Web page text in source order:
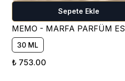
Sepete Ekle
30 ML
₺ 753.00